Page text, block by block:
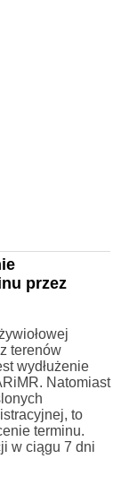
przez
terenów
wydłużenie
Natomiast
to
terminu.
w ciągu 7 dni